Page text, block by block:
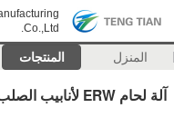
Co.,Ltd.
المنزل المنتجات
آلة لحام ERW لأنابيب الصلب الكربوني الدقيقة